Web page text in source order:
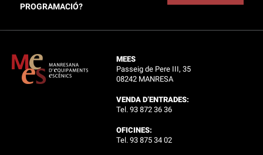
PROGRAMACIÓ?
MEES
Passeig de Pere III, 35
08242 MANRESA
VENDA D’ENTRADES:
Tel. 93 872 36 36
OFICINES:
Tel. 93 875 34 02